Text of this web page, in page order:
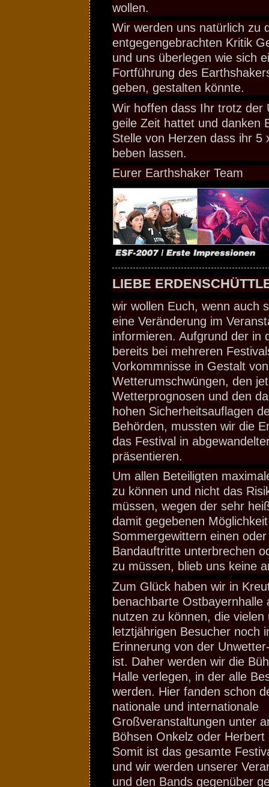
wollen.
Wir werden uns natürlich zu
entgegengebrachten Kritik
und uns überlegen wie sich
Fortführung des
geben, gestalten könnte.
Wir hoffen dass Ihr trotz der
geile Zeit hattet und danken
Stelle von Herzen dass ihr 5
beben lassen.
Eurer Earthshaker Team
LIEBE
wir wollen Euch, wenn auch
eine Veränderung im
informieren. Aufgrund der in
bereits bei mehreren
Vorkommnisse in Gestalt von
Wetterumschwüngen, den
Wetterprognosen und den
hohen Sicherheitsauflagen
Behörden, mussten wir die
das Festival in
präsentieren.
Um allen Beteiligten
zu können und nicht das
müssen, wegen der sehr
damit gegebenen
Sommergewittern einen
Bandauftritte unterbrechen
zu müssen, blieb uns keine
Zum Glück haben wir in
benachbarte Ostbayernhalle
nutzen zu können, die vielen
letztjährigen Besucher noch
Erinnerung von der
ist. Daher werden wir die
Halle verlegen, in der alle
werden. Hier fanden schon
nationale und internationale
Großveranstaltungen unter
Böhsen Onkelz oder
Somit ist das gesamte
und wir werden unserer
und den Bands gegenüber